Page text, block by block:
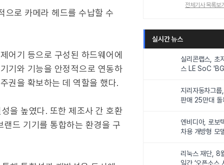
으로 카메라 헤드를 수납할 수
어기 등으로 구성된 하드웨어에
기와 기능을 안정적으로 연동하
권을 확보하는 데 역할을 했다.
을 높였다. 또한 제조사 간 호환
드 기기를 통합하는 환경을 구
전체기사 목록보
실시간 뉴스
실리콘랩스, 초
스 LE SoC
지리자동차그
판매 25만대 돌
엔비디아, 로보
차용 개방형 모
리눅스 재단, 8
일간 ‘오픈소스